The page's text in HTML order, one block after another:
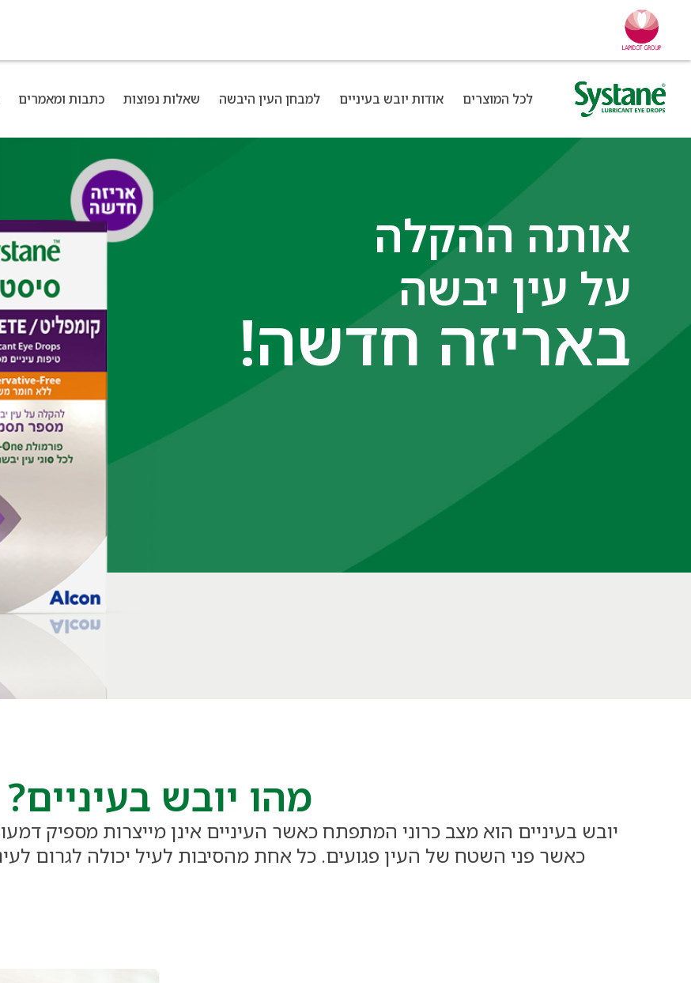
לכל המוצרים אודות יובש בעיניים למבחן העין היבשה שאלות נפוצות כתבות ומאמרים
אותה ההקלה
על עין יבשה
באריזה חדשה!
מהו יובש בעיניים?
יובש בעיניים הוא מצב כרוני המתפתח כאשר העיניים אינן מייצרות מספיק
כאשר פני השטח של העין פגועים. כל אחת מהסיבות לעיל יכולה לגרום